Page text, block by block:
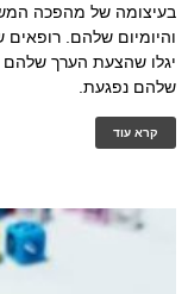
בעיצומה של מהפכה
והיומיום שלהם.
יגלו שהצעת הערך שלהם
שלהם נפגעת.
קרא עוד